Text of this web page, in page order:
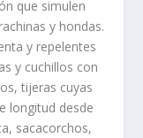
que simulen
y hondas.
y repelentes
y cuchillos con
tijeras cuyas
longitud desde
sacacorchos,